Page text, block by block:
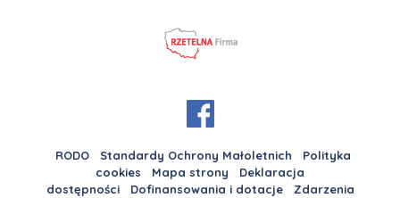
RODO Standardy Ochrony Małoletnich
Polityka
cookies
Mapa strony
Deklaracja
dostępności
Dofinansowania i dotacje
Zdarzenia